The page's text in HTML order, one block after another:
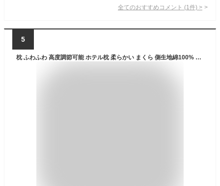
全てのおすすめコメント (1 件) >
5
枕 ふわふわ 高度調節可能 ホテル枕 柔らかい まくら 側生地綿100% 快眠枕 洗える 安眠枕 いびき防止 高反発 横向き 寝返り 洗濯機 丸洗い可能 高さ調節 高級ホテル仕様 マクラ ストレートネック おすすめ 新生活 43x63cm